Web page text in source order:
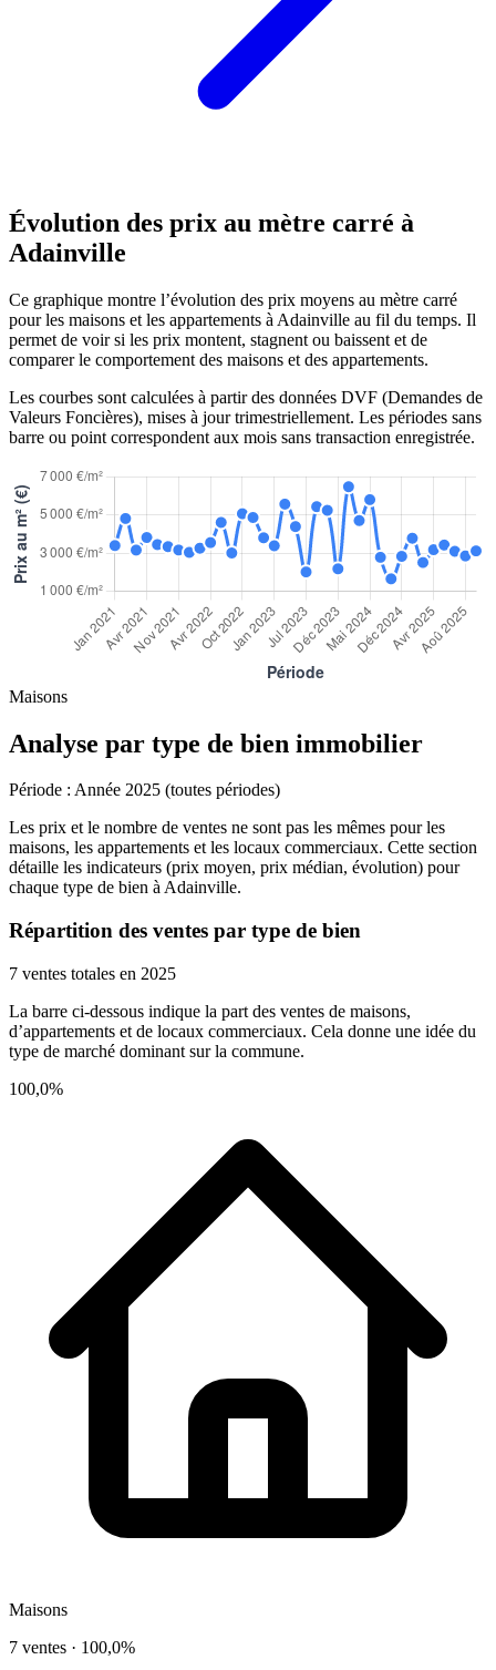
Évolution des prix au mètre carré à
Adainville
Ce graphique montre l’évolution des prix moyens au mètre carré
pour les maisons et les appartements à Adainville au fil du temps. Il
permet de voir si les prix montent, stagnent ou baissent et de
comparer le comportement des maisons et des appartements.
Les courbes sont calculées à partir des données DVF (Demandes de
Valeurs Foncières), mises à jour trimestriellement. Les périodes sans
barre ou point correspondent aux mois sans transaction enregistrée.
Maisons
Analyse par type de bien immobilier
Période : Année 2025 (toutes périodes)
Les prix et le nombre de ventes ne sont pas les mêmes pour les
maisons, les appartements et les locaux commerciaux. Cette section
détaille les indicateurs (prix moyen, prix médian, évolution) pour
chaque type de bien à Adainville.
Répartition des ventes par type de bien
7 ventes totales en 2025
La barre ci-dessous indique la part des ventes de maisons,
d’appartements et de locaux commerciaux. Cela donne une idée du
type de marché dominant sur la commune.
100,0%
Maisons
7 ventes · 100,0%